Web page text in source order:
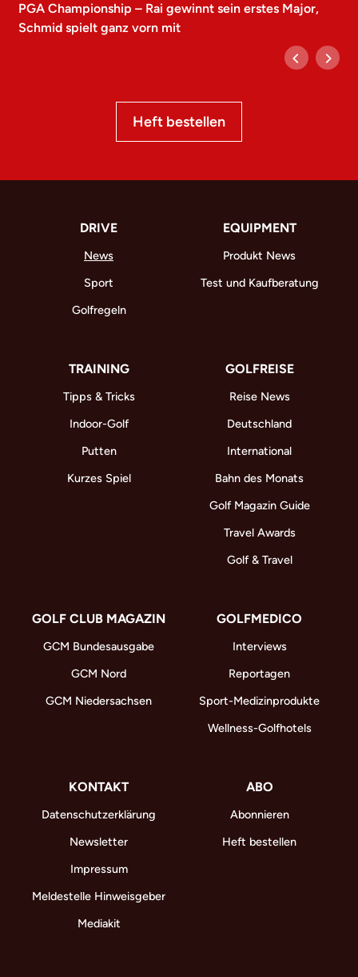
PGA Championship – Rai gewinnt sein erstes Major,
Schmid spielt ganz vorn mit
Heft bestellen
DRIVE
News
Sport
Golfregeln
EQUIPMENT
Produkt News
Test und Kaufberatung
TRAINING
Tipps & Tricks
Indoor-Golf
Putten
Kurzes Spiel
GOLFREISE
Reise News
Deutschland
International
Bahn des Monats
Golf Magazin Guide
Travel Awards
Golf & Travel
GOLF CLUB MAGAZIN
GCM Bundesausgabe
GCM Nord
GCM Niedersachsen
GOLFMEDICO
Interviews
Reportagen
Sport-Medizinprodukte
Wellness-Golfhotels
KONTAKT
Datenschutzerklärung
Newsletter
Impressum
Meldestelle Hinweisgeber
Mediakit
ABO
Abonnieren
Heft bestellen